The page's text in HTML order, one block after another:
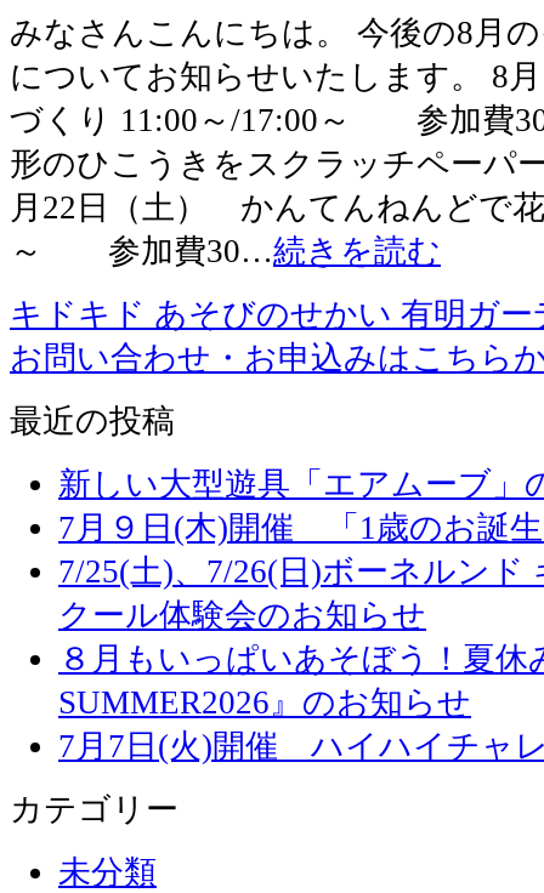
みなさんこんにちは。 今後の8月
についてお知らせいたします。 8
づくり 11:00～/17:00～ 参加費
形のひこうきをスクラッチペーパ
月22日（土） かんてんねんどで
～ 参加費30…続きを読む
キドキド あそびのせかい 有明ガー
お問い合わせ・お申込みはこちら
最近の投稿
新しい大型遊具「エアムーブ」
7月９日(木)開催 「1歳のお誕
7/25(土)、7/26(日)ボーネルン
クール体験会のお知らせ
８月もいっぱいあそぼう！夏
SUMMER2026』のお知らせ
7月7日(火)開催 ハイハイチャ
カテゴリー
未分類